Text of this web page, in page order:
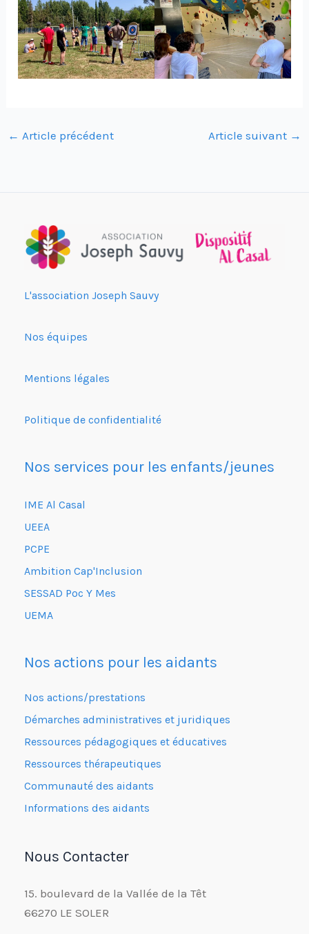
← Article précédent Article suivant →
L'association Joseph Sauvy
Nos équipes
Mentions légales
Politique de confidentialité
Nos services pour les enfants/jeunes
IME Al Casal
UEEA
PCPE
Ambition Cap'Inclusion
SESSAD Poc Y Mes
UEMA
Nos actions pour les aidants
Nos actions/prestations
Démarches administratives et juridiques
Ressources pédagogiques et éducatives
Ressources thérapeutiques
Communauté des aidants
Informations des aidants
Nous Contacter
15. boulevard de la Vallée de la Têt
66270 LE SOLER